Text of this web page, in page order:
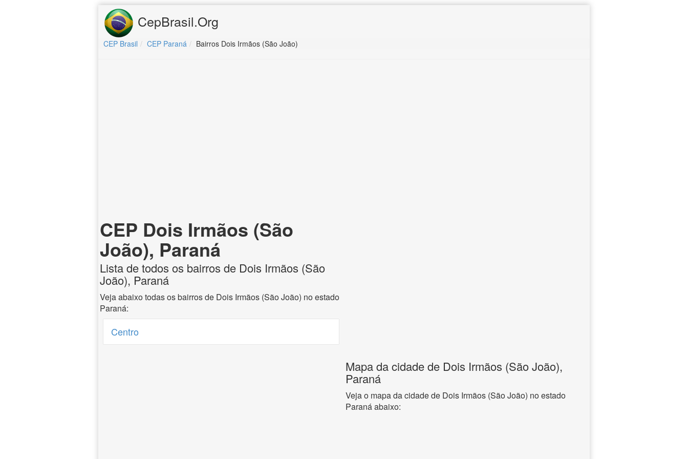
CepBrasil.Org
CEP Brasil CEP Paraná Bairros Dois Irmãos (São João)
CEP Dois Irmãos (São
João), Paraná
Lista de todos os bairros de Dois Irmãos (São
João), Paraná
Veja abaixo todas os bairros de Dois Irmãos (São João) no estado
Paraná:
Centro
Mapa da cidade de Dois Irmãos (São João),
Paraná
Veja o mapa da cidade de Dois Irmãos (São João) no estado
Paraná abaixo: